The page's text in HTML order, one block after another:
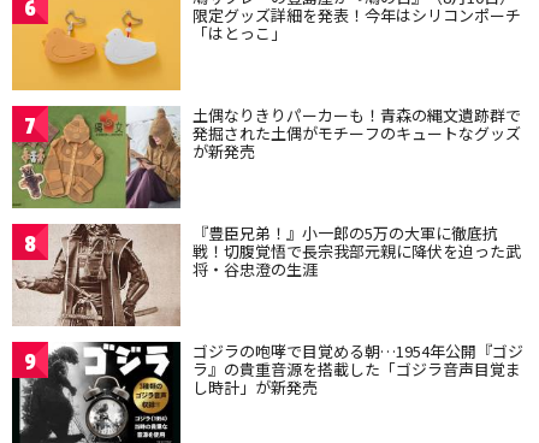
6 限定グッズ詳細を発表！今年はシリコンポーチ
「はとっこ」
7 土偶なりきりパーカーも！青森の縄文遺跡群で
発掘された土偶がモチーフのキュートなグッズ
が新発売
8 『豊臣兄弟！』小一郎の5万の大軍に徹底抗
戦！切腹覚悟で長宗我部元親に降伏を迫った武
将・谷忠澄の生涯
9 ゴジラの咆哮で目覚める朝…1954年公開『ゴジ
ラ』の貴重音源を搭載した「ゴジラ音声目覚ま
し時計」が新発売